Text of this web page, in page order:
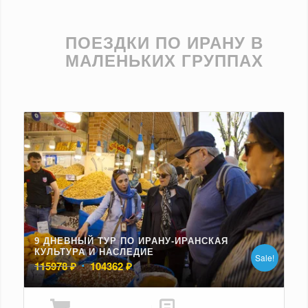
ПОЕЗДКИ ПО ИРАНУ В
МАЛЕНЬКИХ ГРУППАХ
9 ДНЕВНЫЙ ТУР ПО ИРАНУ-ИРАНСКАЯ
КУЛЬТУРА И НАСЛЕДИЕ
115978₽Первоначальная
цена
104362₽Текущая
цена:
104362 ₽.
Sale!